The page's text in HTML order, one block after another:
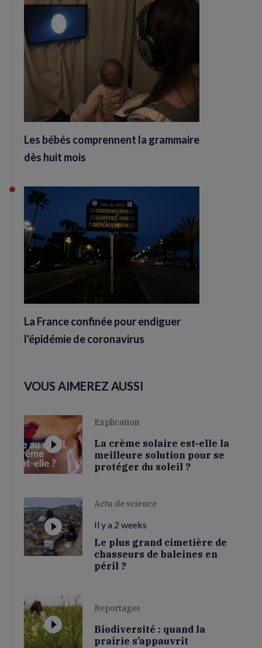
Les bébés comprennent la grammaire
dès huit mois
La France confinée pour endiguer
l'épidémie de coronavirus
VOUS AIMEREZ AUSSI
Explication
La crème solaire est-elle la
meilleure solution pour se
protéger du soleil ?
Actu de science
Il y a 2 weeks
Le plus grand cimetière de
chasseurs de baleines en
péril ?
Reportages
Biodiversité : quand la
prairie s’appauvrit